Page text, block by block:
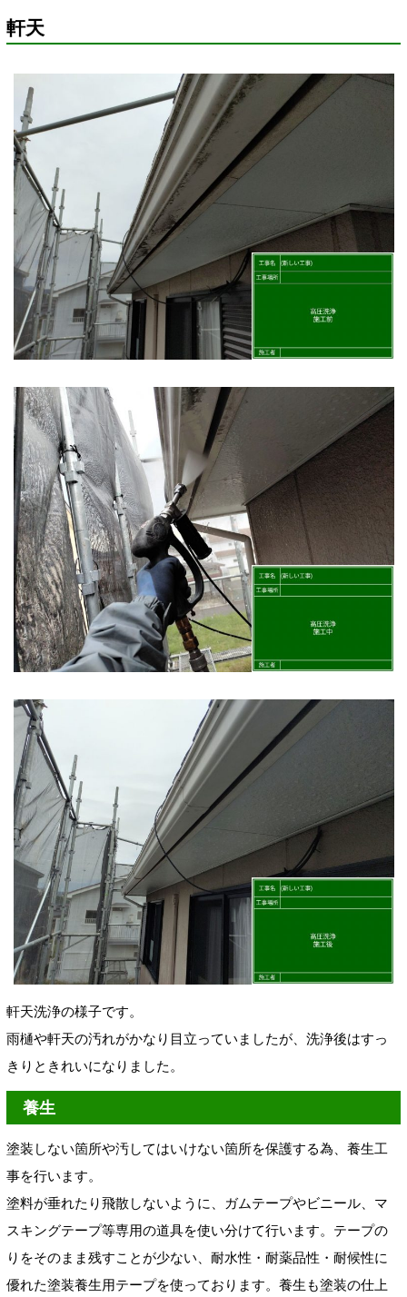
軒天
軒天洗浄の様子です。
雨樋や軒天の汚れがかなり目立っていましたが、洗浄後はすっ
きりときれいになりました。
養生
塗装しない箇所や汚してはいけない箇所を保護する為、養生工
事を行います。
塗料が垂れたり飛散しないように、ガムテープやビニール、マ
スキングテープ等専用の道具を使い分けて行います。テープの
りをそのまま残すことが少ない、耐水性・耐薬品性・耐候性に
優れた塗装養生用テープを使っております。養生も塗装の仕上